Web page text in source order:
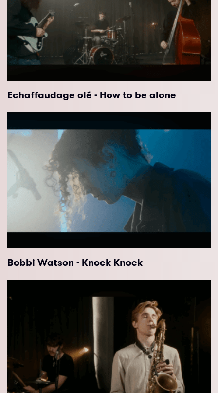
Echaffaudage olé - How to be alone
Bobbi Watson - Knock Knock